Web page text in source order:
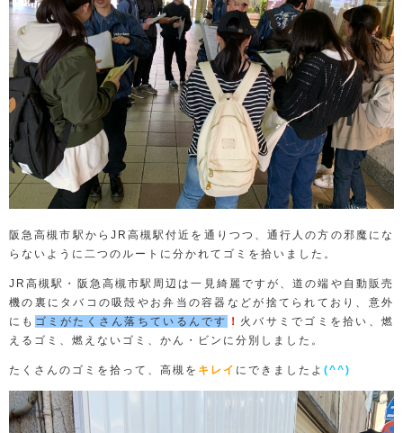
阪急高槻市駅からJR高槻駅付近を通りつつ、通行人の方の邪魔にな
らないように二つのルートに分かれてゴミを拾いました。
JR高槻駅・阪急高槻市駅周辺は一見綺麗ですが、道の端や自動販売
機の裏にタバコの吸殻やお弁当の容器などが捨てられており、意外
にも ゴミがたくさん落ちているんです ！ 火バサミでゴミを拾い、燃
えるゴミ、燃えないゴミ、かん・ビンに分別しました。
たくさんのゴミを拾って、高槻を キレイ にできましたよ (^^)